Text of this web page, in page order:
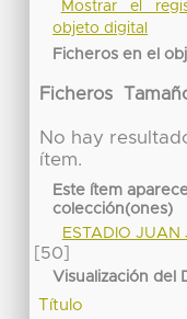
Mostrar el
objeto digital
Ficheros en el
Ficheros
No hay
ítem.
Este ítem
colección(ones)
ESTADIO JUAN
[50]
Visualización del
Título